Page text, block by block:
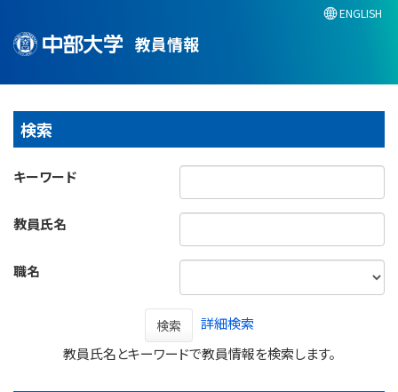
教員情報
ENGLISH
検索
キーワード
教員氏名
職名
検索
詳細検索
教員氏名とキーワードで教員情報を検索します。